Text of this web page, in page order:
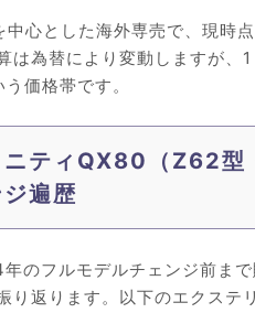
心とした海外専売で、現時
は為替により変動しますが
価格帯です。
ニティQX80（Z62
遍歴
のフルモデルチェンジ前ま
り返ります。以下のエクステ